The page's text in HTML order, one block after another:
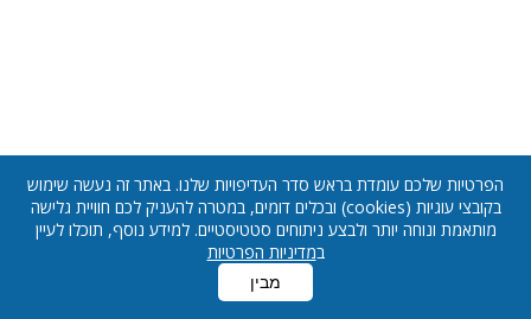
הפרטיות שלכם עומדת בראש סדר העדיפויות שלנו. באתר זה נעשה שימוש
בקובצי עוגיות (cookies) ובכלים דומים, במטרה להעניק לכם חוויית גלישה
מותאמת ונוחה יותר ולבצע ניתוחים סטטיסטיים. למידע נוסף, תוכלו לעיין
במדיניות הפרטיות
מבין